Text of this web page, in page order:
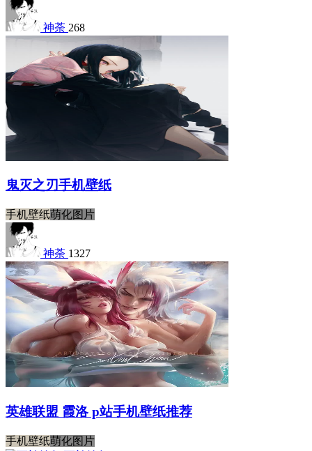
神荼 268
鬼灭之刃手机壁纸
手机壁纸萌化图片
神荼 1327
英雄联盟 霞洛 p站手机壁纸推荐
手机壁纸萌化图片